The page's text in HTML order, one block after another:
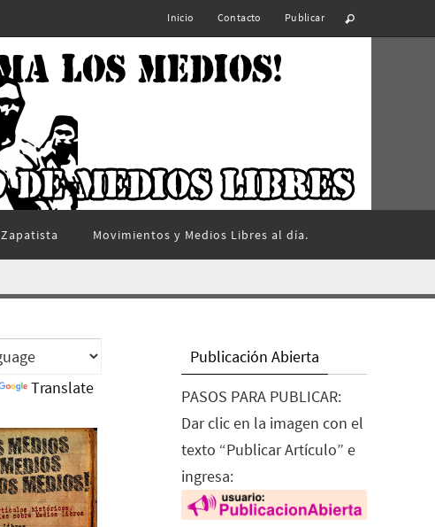
Inicio Contacto Publicar
Zapatista Movimientos y Medios Libres al día.
Translate
Publicación Abierta
PASOS PARA PUBLICAR:
Dar clic en la imagen con el
texto “Publicar Artículo” e
ingresa: